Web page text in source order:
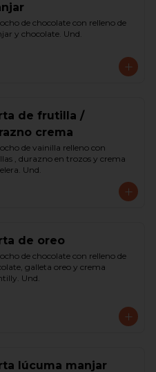
de chocolate con relleno de
y chocolate. Und.
de frutilla /
crema
de vainilla relleno con
, durazno en trozos y crema
Und.
de oreo
de chocolate con relleno de
galleta oreo y crema
Und.
lúcuma manjar